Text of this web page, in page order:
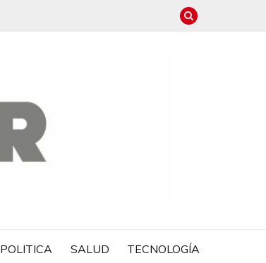
POLITICA SALUD TECNOLOGÍA